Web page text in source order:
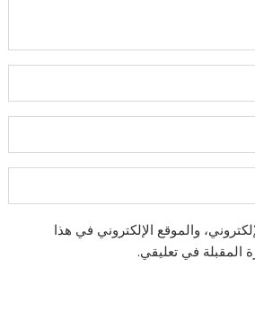
والموقع الإلكتروني في هذا
المقبلة في تعليقي.